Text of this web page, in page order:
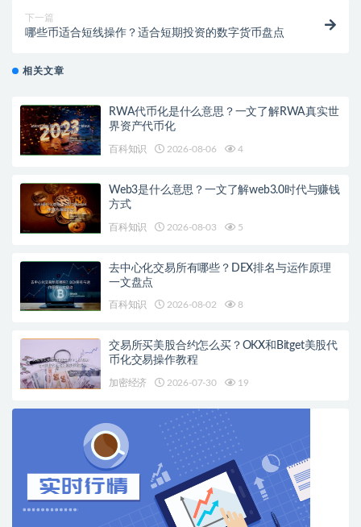
下一篇
哪些币适合短线操作？适合短期投资的数字货币盘点
相关文章
RWA代币化是什么意思？一文了解RWA真实世
界资产代币化
百科知识 2026-08-06 4
Web3是什么意思？一文了解web3.0时代与赚钱
方式
百科知识 2026-08-03 5
去中心化交易所有哪些？DEX排名与运作原理
一文盘点
百科知识 2026-08-02 8
交易所买美股合约怎么买？OKX和Bitget美股代
币化交易操作教程
加密经济 2026-07-30 19